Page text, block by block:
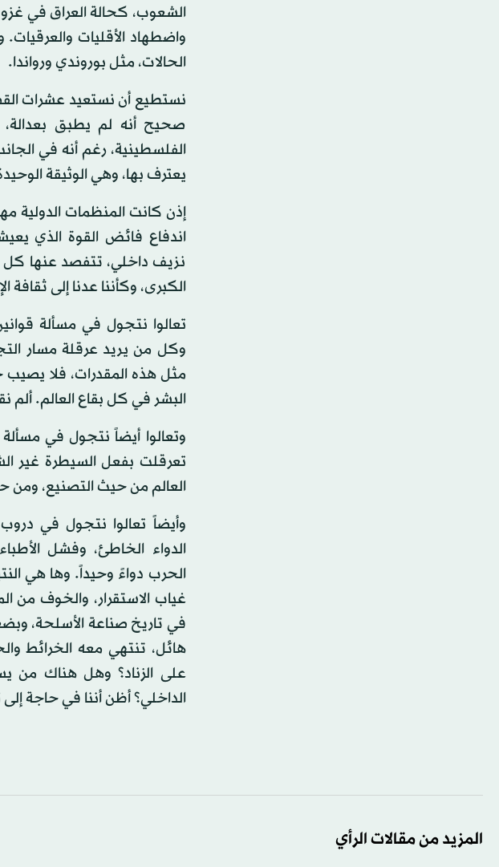
الشعوب، كحالة العراق في
واضطهاد الأقليات
الحالات، مثل بوروندي ورواندا.
نستطيع أن نستعيد عشرات
صحيح أنه لم يطبق
الفلسطينية، رغم أنه في
يعترف بها، وهي الوثيقة
إذن كانت المنظمات الدولية
اندفاع فائض القوة الذي
نزيف داخلي، تتفصد عنها كل
الكبرى، وكأننا عدنا إلى ثقافة
تعالوا نتجول في مسألة
وكل من يريد عرقلة مسار
مثل هذه المقدرات، فلا يصيب
البشر في كل بقاع العالم. ألم
وتعالوا أيضاً نتجول في
تعرقلت بفعل السيطرة غير
العالم من حيث التصنيع، ومن
وأيضاً تعالوا نتجول في
الدواء الخاطئ، وفشل
الحرب دواءً وحيداً. وها هي
غياب الاستقرار، والخوف
في تاريخ صناعة الأسلحة،
هائل، تنتهي معه الخرائط
على الزناد؟ وهل هناك من
الداخلي؟ أظن أننا في حاجة
المزيد من مقالات الرأي